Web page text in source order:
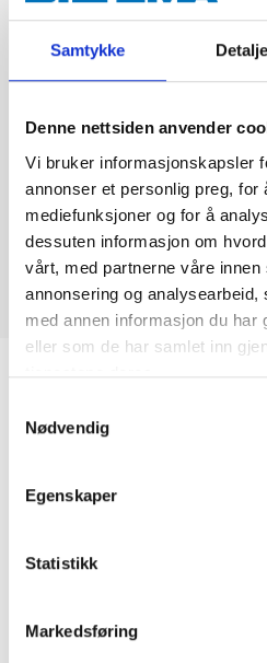
Samtykke
Denne nettsiden anvender
Vi bruker informasjonskapsler
annonser et personlig preg, for
mediefunksjoner og for å
dessuten informasjon om
vårt, med partnerne våre innen
annonsering og
med annen informasjon du har
eller som de har samlet inn
Nødvendig
Egenskaper
Statistikk
Markedsføring